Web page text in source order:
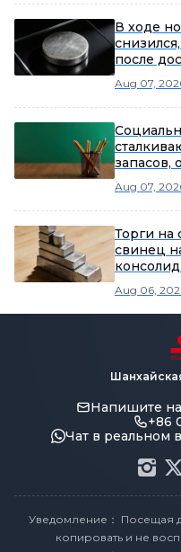
В ходе
после
Aug 07,
запасов,
свинец
свинцу]
Aug 07,
Торги на
свинец
Aug 06,
Напишите
+86
Чат в реальном
Уведомление： Посещая
копировать и не